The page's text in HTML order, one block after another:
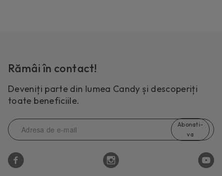
Rămâi în contact!
Deveniți parte din lumea Candy și descoperiți
toate beneficiile.
Abonati-
va